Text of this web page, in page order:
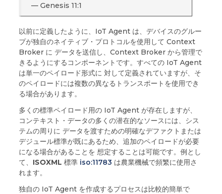
— Genesis 11:1
以前に定義したように、IoT Agent は、デバイスのグルー
プが独自のネイティブ・プロトコルを使用して Context
Broker に データを送信し、Context Broker から管理で
きるようにするコンポーネントです。すべての IoT Agent
は単一のペイロード形式に 対して定義されていますが、そ
のペイロードには複数の異なるトランスポートを使用でき
る場合があります。
多くの標準ペイロード用の IoT Agent が存在しますが、
コンテキスト・データの多くの潜在的なソースには、シス
テムの周りに データを渡すための明確なデファクトまたは
デジュール標準が既にあるため、追加のペイロードが必要
になる場合があることを 想定することは可能です。例とし
て、 ISOXML 標準 iso:11783 は農業機械で頻繁に使用さ
れます。
独自の IoT Agent を作成するプロセスは比較的簡単で